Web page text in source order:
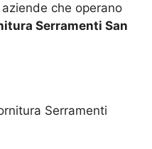
che operano
Serramenti San
Serramenti